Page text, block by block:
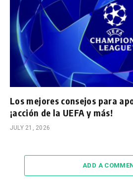
Los mejores consejos para
¡acción de la UEFA y más!
JULY 21, 2026
ADD A